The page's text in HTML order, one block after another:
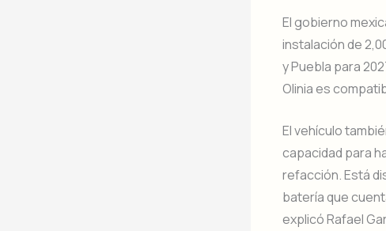
El gobierno
instalación de
y Puebla para
Olinia es
El vehículo
capacidad para
refacción. Está
batería que
explicó Rafael